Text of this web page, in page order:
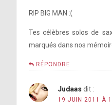
RIP BIG MAN :(
Tes célèbres solos de
marqués dans nos
RÉPONDRE
Judaas dit :
19 JUIN 2011 À